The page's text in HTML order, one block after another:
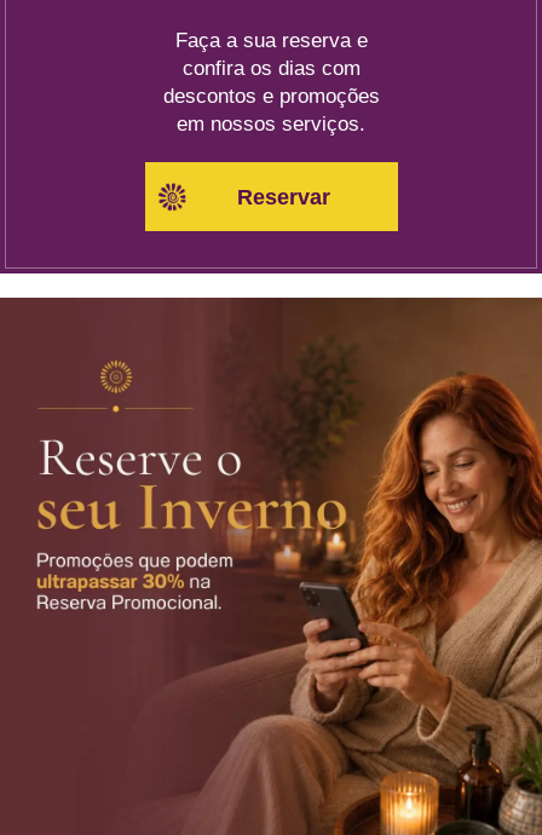
Faça a sua reserva e
confira os dias com
descontos e promoções
em nossos serviços.
Reservar